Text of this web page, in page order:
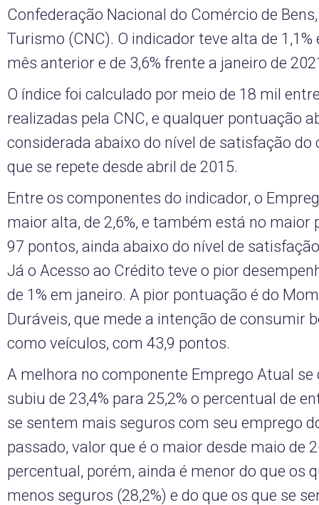
Confederação Nacional do Comércio de
Turismo (CNC). O indicador teve alta de 1,1%
mês anterior e de 3,6% frente a janeiro de
O índice foi calculado por meio de 18 mil
realizadas pela CNC, e qualquer pontuação
considerada abaixo do nível de satisfação do
que se repete desde abril de 2015.
Entre os componentes do indicador, o
maior alta, de 2,6%, e também está no maior
97 pontos, ainda abaixo do nível de
Já o Acesso ao Crédito teve o pior
de 1% em janeiro. A pior pontuação é do
Duráveis, que mede a intenção de consumir
como veículos, com 43,9 pontos.
A melhora no componente Emprego Atual se
subiu de 23,4% para 25,2% o percentual de
se sentem mais seguros com seu emprego
passado, valor que é o maior desde maio de
percentual, porém, ainda é menor do que os
menos seguros (28,2%) e do que os que se